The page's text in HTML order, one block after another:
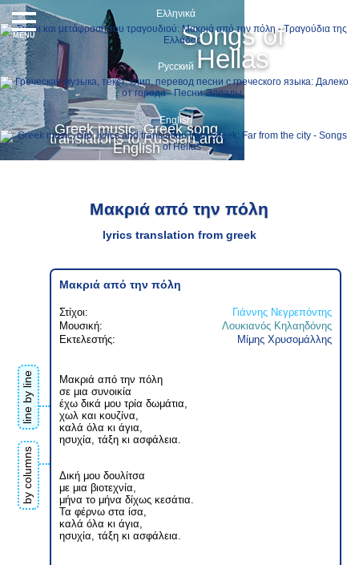
Songs of
Hellas
Greek music, Greek song
translations to Russian and
English
Ελληνικά
Русский
English
MENU
Μακριά από την πόλη
lyrics translation from greek
line by line
by columns
Μακριά από την πόλη
Στίχοι:
Γιάννης Νεγρεπόντης
Μουσική:
Λουκιανός Κηλαηδόνης
Εκτελεστής:
Μίμης Χρυσομάλλης
Μακριά από την πόλη
σε μια συνοικία
έχω δικά μου τρία δωμάτια,
χωλ και κουζίνα,
καλά όλα κι άγια,
ησυχία, τάξη κι ασφάλεια.
Δική μου δουλίτσα
με μια βιοτεχνία,
μήνα το μήνα δίχως κεσάτια.
Τα φέρνω στα ίσα,
καλά όλα κι άγια,
ησυχία, τάξη κι ασφάλεια.